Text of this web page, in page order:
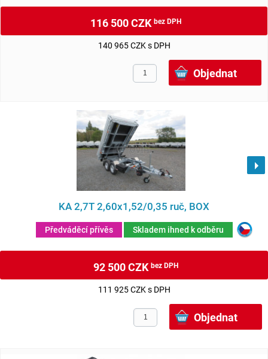
116 500 CZKbez DPH
140 965 CZK s DPH
KA 2,7T 2,60x1,52/0,35 ruč, BOX
Předváděcí přívěs Skladem ihned k odběru
92 500 CZKbez DPH
111 925 CZK s DPH